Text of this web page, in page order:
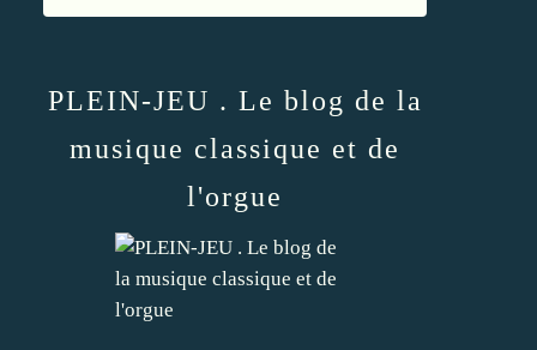
PLEIN-JEU . Le blog de la
musique classique et de
l'orgue